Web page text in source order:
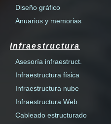
Diseño gráfico
Anuarios y memorias
Infraestructura
Asesoría infraestruct.
Infraestructura física
Infraestructura nube
Infraestructura Web
Cableado estructurado